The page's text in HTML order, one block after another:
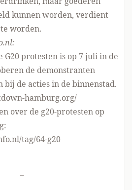
kunnen worden, verdient
worden.
G20 protesten is op 7 juli in de
de demonstranten
bij de acties in de binnenstad.
hamburg.org/
over de g20-protesten op
tag/64-g20
-